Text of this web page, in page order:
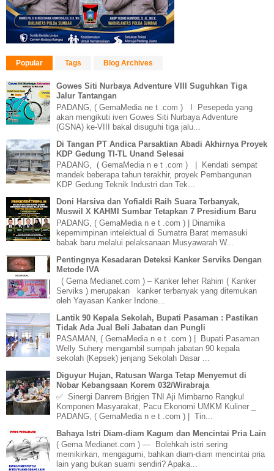
Popular Tags Blog Archives
Gowes Siti Nurbaya Adventure VIII Suguhkan Tiga
Jalur Tantangan
PADANG, ( GemaMedia ne t .com ) I Pesepeda yang
akan mengikuti iven Gowes Siti Nurbaya Adventure
(GSNA) ke-VIII bakal disuguhi tiga jalu...
Di Tangan PT Andica Parsaktian Abadi Akhirnya Proyek
KDP Gedung TI-TL Unand Selesai
PADANG, ( GemaMedia n e t .com ) | Kendati sempat
mandek beberapa tahun terakhir, proyek Pembangunan
KDP Gedung Teknik Industri dan Tek...
Doni Harsiva dan Yofialdi Raih Suara Terbanyak,
Muswil X KAHMI Sumbar Tetapkan 7 Presidium Baru
PADANG, ( GemaMedia n e t .com ) | Dinamika
kepemimpinan intelektual di Sumatra Barat memasuki
babak baru melalui pelaksanaan Musyawarah W...
Pentingnya Kesadaran Deteksi Kanker Serviks Dengan
Metode IVA
( Gema Medianet.com ) – Kanker leher Rahim ( Kanker
Serviks ) merupakan kanker terbanyak yang ditemukan
oleh Yayasan Kanker Indone...
Lantik 90 Kepala Sekolah, Bupati Pasaman : Pastikan
Tidak Ada Jual Beli Jabatan dan Pungli
PASAMAN, ( GemaMedia n e t .com ) | Bupati Pasaman
Welly Suhery mengambil sumpah jabatan 90 kepala
sekolah (Kepsek) jenjang Sekolah Dasar ...
Diguyur Hujan, Ratusan Warga Tetap Menyemut di
Nobar Kebangsaan Korem 032/Wirabraja
✅ Sinergi Danrem Brigjen TNI Aji Mimbarno Rangkul
Komponen Masyarakat, Pacu Ekonomi UMKM Kuliner _
PADANG, ( GemaMedia n e t .com ) | Tin...
Bahaya Istri Diam-diam Kagum dan Mencintai Pria Lain
( Gema Medianet.com ) — Bolehkah istri sering
memikirkan, mengagumi, bahkan diam-diam mencintai pria
lain yang bukan suami sendiri? Apaka...